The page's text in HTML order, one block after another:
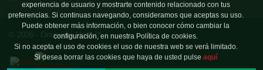
experiencia de usuario y mostrarte contenido relacionado con tus
preferencias. Si continuas navegando, consideramos que aceptas su uso.
Puede obtener más información, o bien conocer cómo cambiar la
configuración, en nuestra Política de cookies.
Si no acepta el uso de cookies el uso de nuestra web se verá limitado.
Si desea borrar las cookies que haya de usted pulse aquí
© 2026 - Ortopedia Horta™